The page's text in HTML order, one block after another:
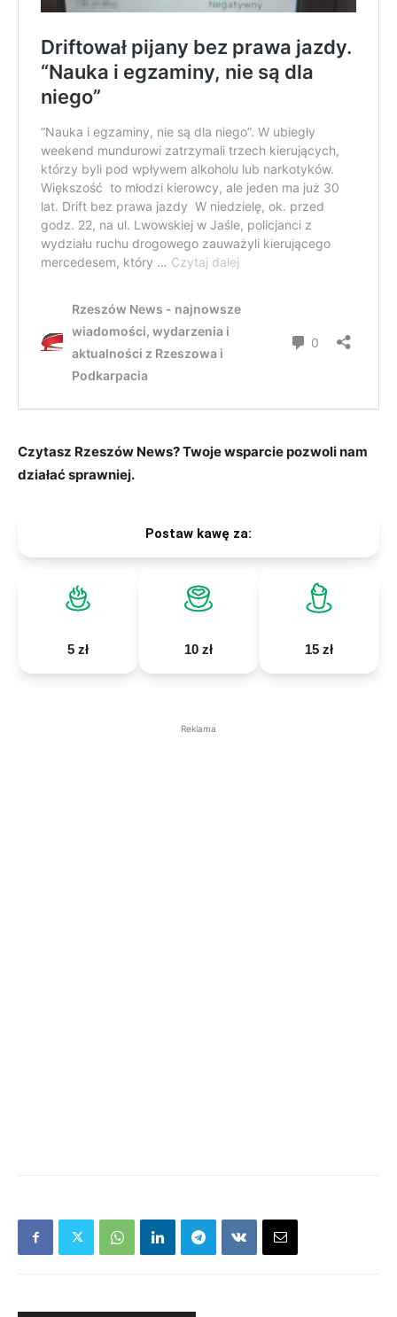
Czytasz Rzeszów News? Twoje wsparcie pozwoli nam
działać sprawniej.
Postaw kawę za:
5 zł 10 zł 15 zł
Reklama